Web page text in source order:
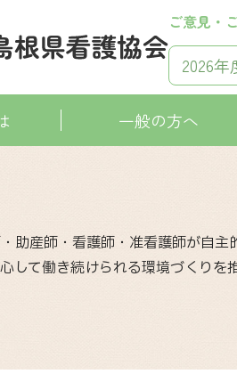
ご意見・
2026
一般の方へ
助産師・看護師・准看護師が自
して働き続けられる環境づくり